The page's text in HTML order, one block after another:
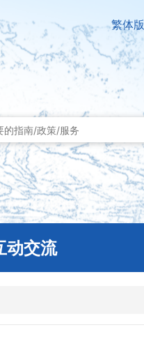
繁体版
动交流